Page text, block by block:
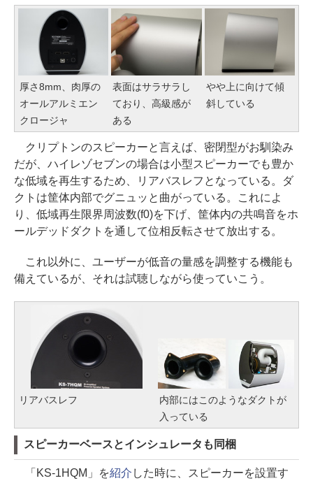
厚さ8mm、肉厚の
オールアルミエン
クロージャ
表面はサラサラし
ており、高級感が
ある
やや上に向けて傾
斜している
クリプトンのスピーカーと言えば、密閉型がお馴染み
だが、ハイレゾセブンの場合は小型スピーカーでも豊か
な低域を再生するため、リアバスレフとなっている。ダ
クトは筐体内部でグニュッと曲がっている。これによ
り、低域再生限界周波数(f0)を下げ、筐体内の共鳴音をホ
ールデッドダクトを通して位相反転させて放出する。
これ以外に、ユーザーが低音の量感を調整する機能も
備えているが、それは試聴しながら使っていこう。
リアバスレフ
内部にはこのようなダクトが
入っている
スピーカーベースとインシュレータも同梱
「KS-1HQM」を紹介 した時に、スピーカーを設置す